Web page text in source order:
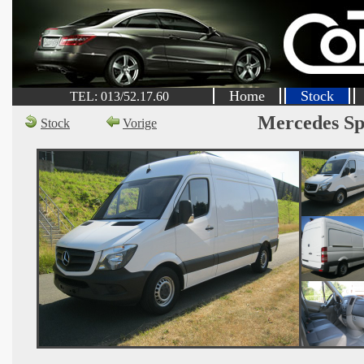
TEL: 013/52.17.60 Home Stock
Stock Vorige Mercedes